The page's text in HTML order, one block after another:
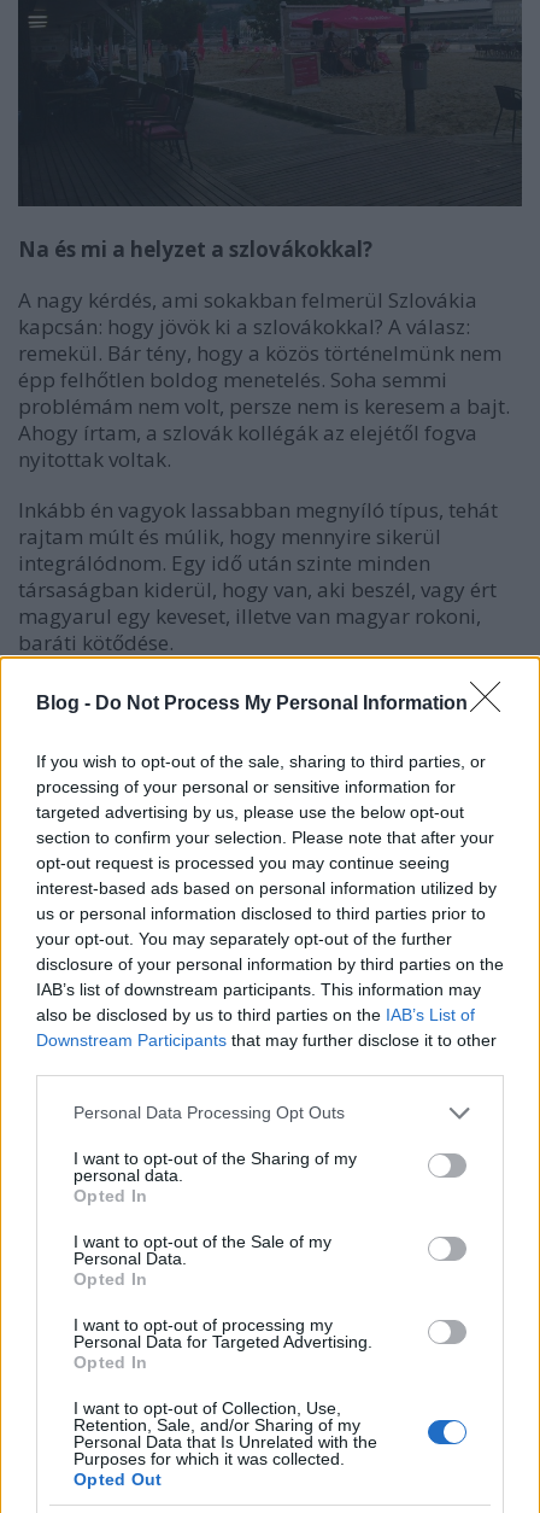
Blog - Do Not Process My Personal Information
If you wish to opt-out of the sale, sharing to third parties, or
processing of your personal or sensitive information for
targeted advertising by us, please use the below opt-out
section to confirm your selection. Please note that after your
opt-out request is processed you may continue seeing
interest-based ads based on personal information utilized by
us or personal information disclosed to third parties prior to
your opt-out. You may separately opt-out of the further
disclosure of your personal information by third parties on the
IAB’s list of downstream participants. This information may
also be disclosed by us to third parties on the IAB’s List of
Downstream Participants that may further disclose it to other
Please note that this website/app uses one or more Google
not limited to your visit or usage behaviour. You may click to
grant or deny consent to Google and its third-party tags to
use your data for below specified purposes in below Google
consent section.
Personal Data Processing Opt Outs
I want to opt-out of the Sharing of my
personal data.
Opted In
I want to opt-out of the Sale of my
Personal Data.
Opted In
I want to opt-out of processing my
Personal Data for Targeted Advertising.
Opted In
I want to opt-out of Collection, Use,
Retention, Sale, and/or Sharing of my
Personal Data that Is Unrelated with the
Purposes for which it was collected.
Opted Out
Na és mi a helyzet a szlovákokkal?
A nagy kérdés, ami sokakban felmerül Szlovákia
kapcsán: hogy jövök ki a szlovákokkal? A válasz:
remekül. Bár tény, hogy a közös történelmünk nem
épp felhőtlen boldog menetelés. Soha semmi
problémám nem volt, persze nem is keresem a bajt.
Ahogy írtam, a szlovák kollégák az elejétől fogva
nyitottak voltak.
Inkább én vagyok lassabban megnyíló típus, tehát
rajtam múlt és múlik, hogy mennyire sikerül
integrálódnom. Egy idő után szinte minden
társaságban kiderül, hogy van, aki beszél, vagy ért
magyarul egy keveset, illetve van magyar rokoni,
baráti kötődése.
De mivel sok szlovákiai magyart megismertem,
tudom, hogy a helyzet, természetesen, nem ilyen
szembesültek változó intenzitású magyarellenes
reakciókkal. Ezek a frusztrációk felnőtt korban is
megmaradnak és megnyilvánulhatnak abban, hogy
sokan nyilvános helyen nem szívesen vagy
halkabban beszélnek magyarul.
A szlovákiai magyarok zöme szlovák állampolgár
szeretne maradni. Természetesen szabadon
megőrizve magyar identitásukat. Ezt sokan nem
értik meg Magyarországon. Erőszakosan lépnek fel a
határon túli magyarság vélt érdekeiért, majd szépen
élőknek.
Milyennek látnak minket, magyarokat a
szlovákok?
Az átlag szlovák annyit tud a magyarokról és az
itteni történésekről, mint amennyit mi magyarok
hallunk Szlovákiáról, és tanultunk a közös
történelemről. Tehát főként azt és úgy halljuk a
különböző csatornákon keresztül, amit a helyi és
nagypolitikai szereplők szeretnének kommunikálni.
Sajnos az együttműködésre való törekvés döcög. A
radikálisan nacionalista pártok rendszeresen
előhúzzák itthon a szlovák, Szlovákiában a magyar
„kártyát”. Pedig szlovák magyar két jó barát...